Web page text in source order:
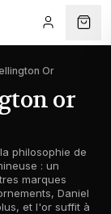
Or
or
philosophie de
: un
marques
Daniel
et l'or suffit à